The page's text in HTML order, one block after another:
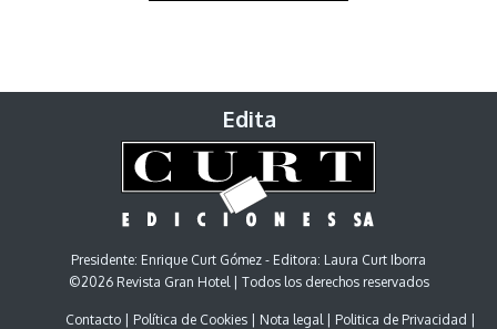
Edita
Presidente: Enrique Curt Gómez - Editora: Laura Curt Iborra
©2026 Revista Gran Hotel | Todos los derechos reservados
Contacto Política de Cookies Nota legal Politica de Privacidad